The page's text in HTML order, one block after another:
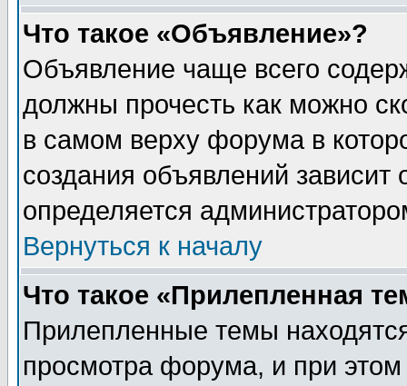
Что такое «Объявление»?
Объявление чаще всего
должны прочесть как можно
в самом верху форума в
создания объявлений зависит
определяется
Вернуться к началу
Что такое «Прилепленная
Прилепленные темы
просмотра форума, и при